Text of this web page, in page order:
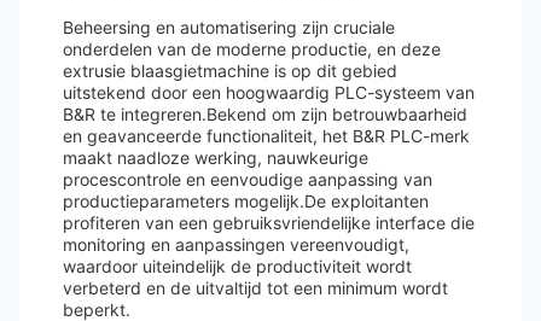
Beheersing en automatisering zijn cruciale
onderdelen van de moderne productie, en deze
extrusie blaasgietmachine is op dit gebied
uitstekend door een hoogwaardig PLC-systeem van
B&R te integreren.Bekend om zijn betrouwbaarheid
en geavanceerde functionaliteit, het B&R PLC-merk
maakt naadloze werking, nauwkeurige
procescontrole en eenvoudige aanpassing van
productieparameters mogelijk.De exploitanten
profiteren van een gebruiksvriendelijke interface die
monitoring en aanpassingen vereenvoudigt,
waardoor uiteindelijk de productiviteit wordt
verbeterd en de uitvaltijd tot een minimum wordt
beperkt.